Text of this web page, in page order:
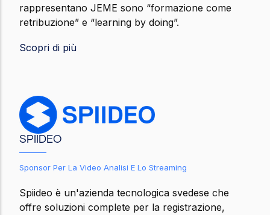
rappresentano JEME sono “formazione come
retribuzione” e “learning by doing”.
Scopri di più
SPIIDEO
Sponsor Per La Video Analisi E Lo Streaming
Spiideo è un'azienda tecnologica svedese che
offre soluzioni complete per la registrazione,